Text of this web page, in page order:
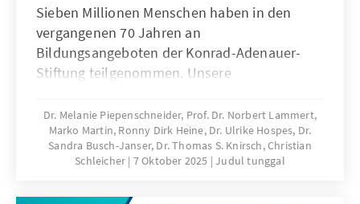
Sieben Millionen Menschen haben in den
vergangenen 70 Jahren an
Bildungsangeboten der Konrad-Adenauer-
Stiftung teilgenommen. Unsere
Engagement, Diskussionsfreude und
kritisches Hinterfragen. Und sie zeigt, wie
klare Werte, neue Formate und lebendige
politische Bildung unsere Demokratie
stärken.
Dr. Melanie Piepenschneider, Prof. Dr. Norbert Lammert,
Marko Martin, Ronny Dirk Heine, Dr. Ulrike Hospes, Dr.
Sandra Busch-Janser, Dr. Thomas S. Knirsch, Christian
Schleicher 7 Oktober 2025 Judul tunggal